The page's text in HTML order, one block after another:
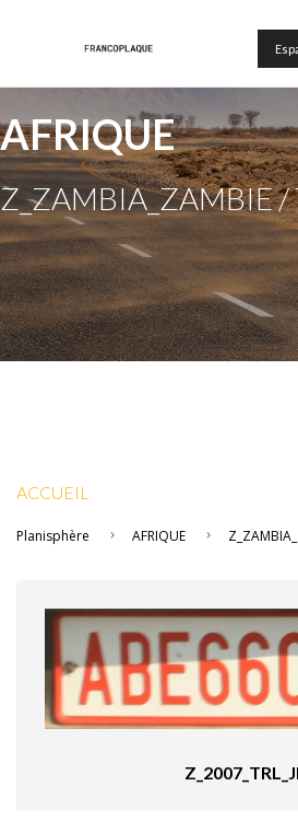
AFRIQUE
Z_ZAMBIA_ZAMBIE /
ACCUEIL
Planisphère AFRIQUE